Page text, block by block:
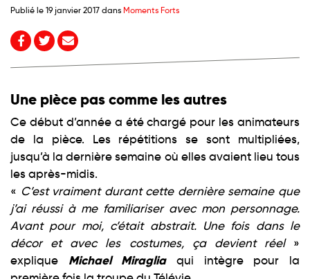
Publié le 19 janvier 2017 dans Moments Forts
Une pièce pas comme les autres
Ce début d’année a été chargé pour les animateurs
de la pièce. Les répétitions se sont multipliées,
jusqu’à la dernière semaine où elles avaient lieu tous
les après-midis.
« C’est vraiment durant cette dernière semaine que
j’ai réussi à me familiariser avec mon personnage.
Avant pour moi, c’était abstrait. Une fois dans le
décor et avec les costumes, ça devient réel»
explique Michael Miragliaqui intègre pour la